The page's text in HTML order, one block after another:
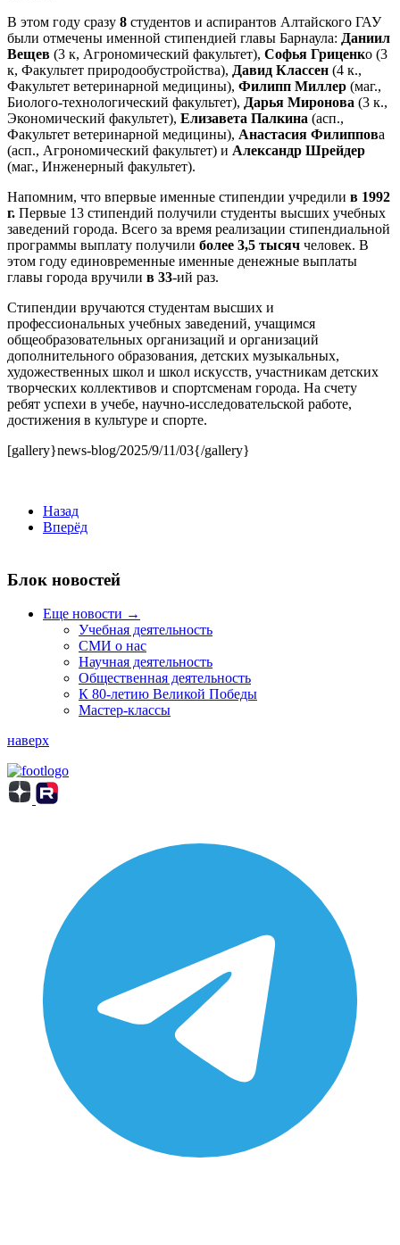
В этом году сразу 8 студентов и аспирантов Алтайского ГАУ
были отмечены именной стипендией главы Барнаула: Даниил
Вещев (3 к, Агрономический факультет), Софья Гриценко (3
к, Факультет природообустройства), Давид Классен (4 к.,
Факультет ветеринарной медицины), Филипп Миллер (маг.,
Биолого-технологический факультет), Дарья Миронова (3 к.,
Экономический факультет), Елизавета Палкина (асп.,
Факультет ветеринарной медицины), Анастасия Филиппова
(асп., Агрономический факультет) и Александр Шрейдер
(маг., Инженерный факультет).
Напомним, что впервые именные стипендии учредили в 1992
г. Первые 13 стипендий получили студенты высших учебных
заведений города. Всего за время реализации стипендиальной
программы выплату получили более 3,5 тысяч человек. В
этом году единовременные именные денежные выплаты
главы города вручили в 33-ий раз.
Стипендии вручаются студентам высших и
профессиональных учебных заведений, учащимся
общеобразовательных организаций и организаций
дополнительного образования, детских музыкальных,
художественных школ и школ искусств, участникам детских
творческих коллективов и спортсменам города. На счету
ребят успехи в учебе, научно-исследовательской работе,
достижения в культуре и спорте.
[gallery}news-blog/2025/9/11/03{/gallery}
Назад
Вперёд
Блок новостей
Еще новости →
Учебная деятельность
СМИ о нас
Научная деятельность
Общественная деятельность
К 80-летию Великой Победы
Мастер-классы
наверх